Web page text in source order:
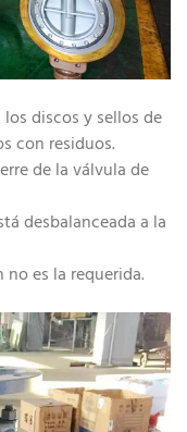
discos y sellos de
con residuos.
de la válvula de
desbalanceada a la
es la requerida.